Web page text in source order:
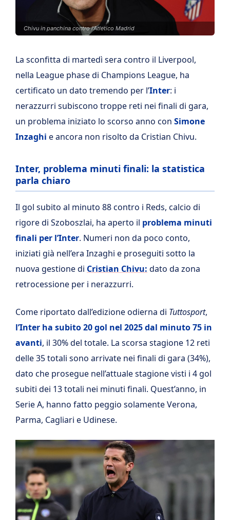
Chivu in panchina contro l'Atletico Madrid
La sconfitta di martedì sera contro il Liverpool,
nella League phase di Champions League, ha
certificato un dato tremendo per l’Inter: i
nerazzurri subiscono troppe reti nei finali di gara,
un problema iniziato lo scorso anno con Simone
Inzaghi e ancora non risolto da Cristian Chivu.
Inter, problema minuti finali: la statistica
parla chiaro
Il gol subito al minuto 88 contro i Reds, calcio di
rigore di Szoboszlai, ha aperto il problema minuti
finali per l’Inter. Numeri non da poco conto,
iniziati già nell’era Inzaghi e proseguiti sotto la
nuova gestione di Cristian Chivu: dato da zona
retrocessione per i nerazzurri.
Come riportato dall’edizione odierna di Tuttosport,
l’Inter ha subito 20 gol nel 2025 dal minuto 75 in
avanti, il 30% del totale. La scorsa stagione 12 reti
delle 35 totali sono arrivate nei finali di gara (34%),
dato che prosegue nell’attuale stagione visti i 4 gol
subiti dei 13 totali nei minuti finali. Quest’anno, in
Serie A, hanno fatto peggio solamente Verona,
Parma, Cagliari e Udinese.